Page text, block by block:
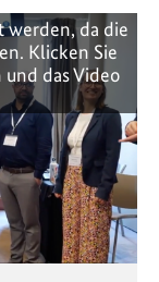
werden, da die
Klicken Sie
das Video